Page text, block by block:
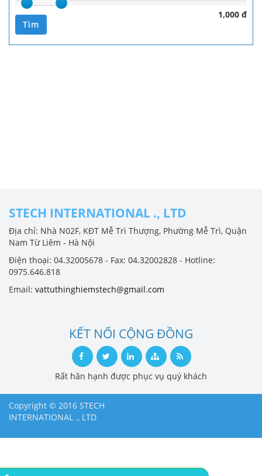
1,000 đ
Tìm
STECH INTERNATIONAL ., LTD
Địa chỉ: Nhà N02F, KĐT Mễ Trì Thượng, Phường Mễ Trì, Quận
Nam Từ Liêm - Hà Nội
Điện thoại: 04.32005678 - Fax: 04.32002828 - Hotline:
0975.646.818
Email: vattuthinghiemstech@gmail.com
KẾT NỐI CỘNG ĐỒNG
Rất hân hạnh được phục vụ quý khách
Copyright © 2016 STECH
INTERNATIONAL ., LTD